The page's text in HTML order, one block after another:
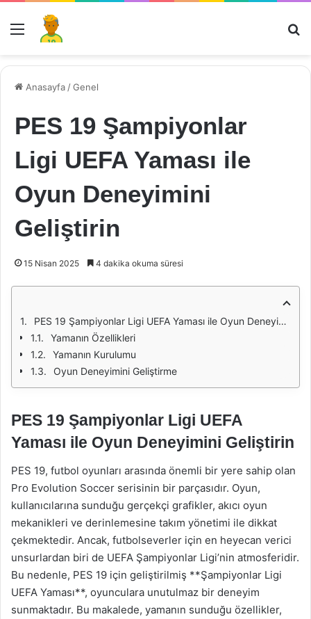
Menü
Anasayfa /Genel
PES 19 Şampiyonlar
Ligi UEFA Yaması ile
Oyun Deneyimini
Geliştirin
15 Nisan 2025 4 dakika okuma süresi
PES 19 Şampiyonlar Ligi UEFA Yaması ile Oyun Deneyimini Geliştirin
Yamanın Özellikleri
Yamanın Kurulumu
Oyun Deneyimini Geliştirme
PES 19 Şampiyonlar Ligi UEFA
Yaması ile Oyun Deneyimini Geliştirin
PES 19, futbol oyunları arasında önemli bir yere sahip olan
Pro Evolution Soccer serisinin bir parçasıdır. Oyun,
kullanıcılarına sunduğu gerçekçi grafikler, akıcı oyun
mekanikleri ve derinlemesine takım yönetimi ile dikkat
çekmektedir. Ancak, futbolseverler için en heyecan verici
unsurlardan biri de UEFA Şampiyonlar Ligi’nin atmosferidir.
Bu nedenle, PES 19 için geliştirilmiş **Şampiyonlar Ligi
UEFA Yaması**, oyunculara unutulmaz bir deneyim
sunmaktadır. Bu makalede, yamanın sunduğu özellikler,